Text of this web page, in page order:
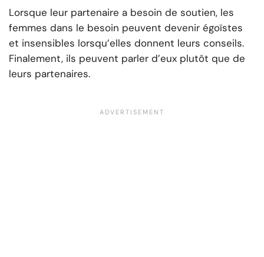
Lorsque leur partenaire a besoin de soutien, les
femmes dans le besoin peuvent devenir égoïstes
et insensibles lorsqu’elles donnent leurs conseils.
Finalement, ils peuvent parler d’eux plutôt que de
leurs partenaires.